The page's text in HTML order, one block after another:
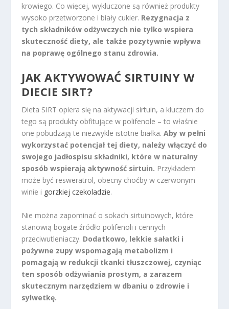
krowiego. Co więcej, wykluczone są również produkty
wysoko przetworzone i biały cukier. Rezygnacja z
tych składników odżywczych nie tylko wspiera
skuteczność diety, ale także pozytywnie wpływa
na poprawę ogólnego stanu zdrowia.
JAK AKTYWOWAĆ SIRTUINY W
DIECIE SIRT?
Dieta SIRT opiera się na aktywacji sirtuin, a kluczem do
tego są produkty obfitujące w polifenole – to właśnie
one pobudzają te niezwykle istotne białka.Aby w pełni
wykorzystać potencjał tej diety, należy włączyć do
swojego jadłospisu składniki, które w naturalny
sposób wspierają aktywność sirtuin. Przykładem
może być resweratrol, obecny choćby w czerwonym
winie i gorzkiej czekoladzie.
Nie można zapominać o sokach sirtuinowych, które
stanowią bogate źródło polifenoli i cennych
przeciwutleniaczy. Dodatkowo, lekkie sałatki i
pożywne zupy wspomagają metabolizm i
pomagają w redukcji tkanki tłuszczowej, czyniąc
ten sposób odżywiania prostym, a zarazem
skutecznym narzędziem w dbaniu o zdrowie i
sylwetkę.